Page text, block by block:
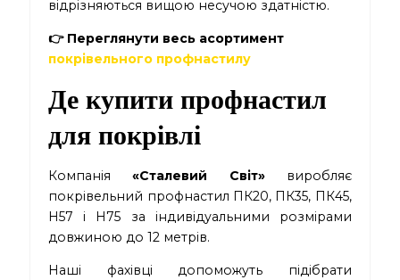
відрізняються вищою несучою здатністю.
👉 Переглянути весь асортимент
покрівельного профнастилу
Де купити профнастил
для покрівлі
Компанія«Сталевий Світ»виробляє
покрівельний профнастил ПК20, ПК35, ПК45,
Н57 і Н75 за індивідуальними розмірами
довжиною до 12 метрів.
Наші фахівці допоможуть підібрати